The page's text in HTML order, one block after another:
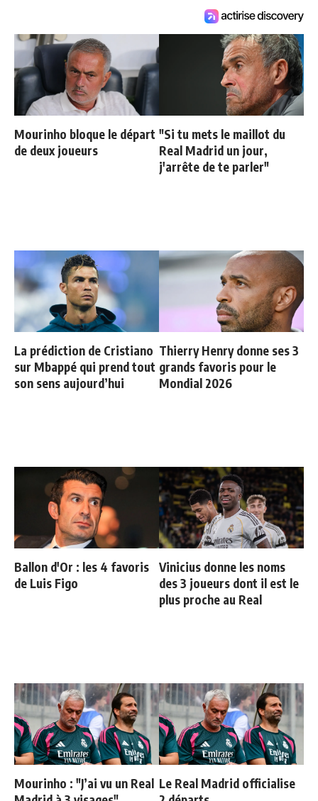
Mourinho bloque le départ
de deux joueurs
"Si tu mets le maillot du
Real Madrid un jour,
j'arrête de te parler"
La prédiction de Cristiano
sur Mbappé qui prend tout
son sens aujourd’hui
Thierry Henry donne ses 3
grands favoris pour le
Mondial 2026
Ballon d'Or : les 4 favoris
de Luis Figo
Vinicius donne les noms
des 3 joueurs dont il est le
plus proche au Real
Mourinho : "J’ai vu un Real Le Real Madrid officialise